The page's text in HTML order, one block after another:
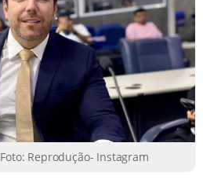
Reprodução- Instagram